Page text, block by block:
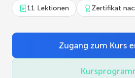
11 Lektionen Zertifikat
Zugang zum Kurs